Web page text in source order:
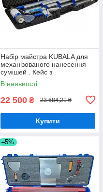
Набір майстра KUBALA для
механізованого нанесення
сумішей . Кейс з
інструментами для
оздоблення
В наявності
22 500 ₴ 23 684,21 ₴
Купити
–5%